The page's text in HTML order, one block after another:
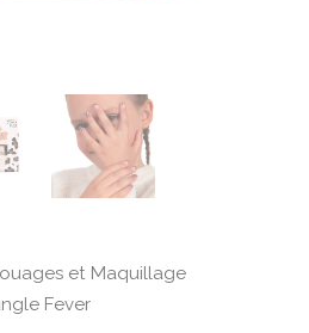
et Maquillage
Fever